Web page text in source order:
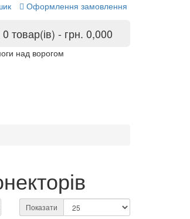
Оформлення замовлення
0 товар(ів) - грн. 0,000
над ворогом
Показати